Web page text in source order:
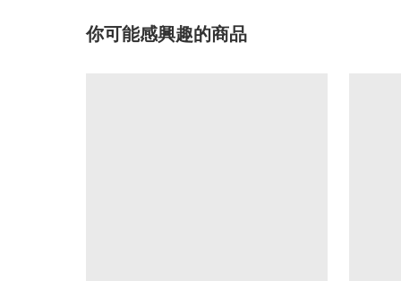
你可能感興趣的商品